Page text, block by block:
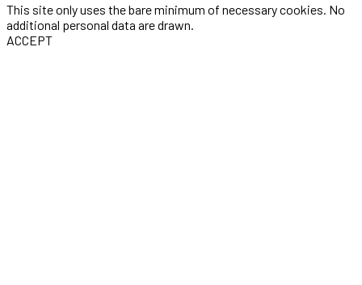
This site only uses the bare minimum of necessary cookies. No
additional personal data are drawn.
ACCEPT